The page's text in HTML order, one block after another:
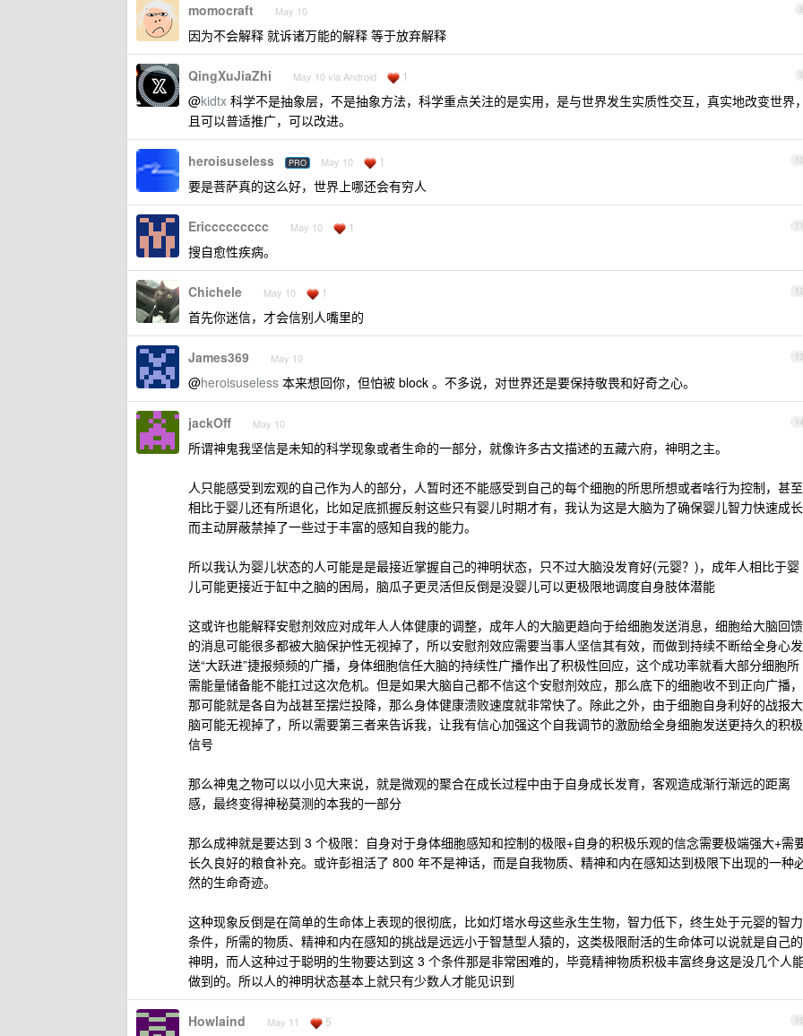
8
momocraft May 10
因为不会解释 就诉诸万能的解释 等于放弃解释
9
QingXuJiaZhi May 10 via Android 1
@kidtx 科学不是抽象层，不是抽象方法，科学重点关注的是实用，是与世界发生实质性交互，真实地改变世界
且可以普适推广，可以改进。
10
heroisuseless PRO May 10 1
要是菩萨真的这么好，世界上哪还会有穷人
11
Ericcccccccc May 10 1
搜自愈性疾病。
12
Chichele May 10 1
首先你迷信，才会信别人嘴里的
13
James369 May 10
@heroisuseless 本来想回你，但怕被 block 。不多说，对世界还是要保持敬畏和好奇之心。
14
jackOff May 10
所谓神鬼我坚信是未知的科学现象或者生命的一部分，就像许多古文描述的五藏六府，神明之主。
人只能感受到宏观的自己作为人的部分，人暂时还不能感受到自己的每个细胞的所思所想或者啥行为控制，甚至
相比于婴儿还有所退化，比如足底抓握反射这些只有婴儿时期才有，我认为这是大脑为了确保婴儿智力快速成长
而主动屏蔽禁掉了一些过于丰富的感知自我的能力。
所以我认为婴儿状态的人可能是是最接近掌握自己的神明状态，只不过大脑没发育好(元婴？)，成年人相比于婴
儿可能更接近于缸中之脑的困局，脑瓜子更灵活但反倒是没婴儿可以更极限地调度自身肢体潜能
这或许也能解释安慰剂效应对成年人人体健康的调整，成年人的大脑更趋向于给细胞发送消息，细胞给大脑回馈
的消息可能很多都被大脑保护性无视掉了，所以安慰剂效应需要当事人坚信其有效，而做到持续不断给全身心发
送“大跃进”捷报频频的广播，身体细胞信任大脑的持续性广播作出了积极性回应，这个成功率就看大部分细胞所
需能量储备能不能扛过这次危机。但是如果大脑自己都不信这个安慰剂效应，那么底下的细胞收不到正向广播，
那可能就是各自为战甚至摆烂投降，那么身体健康溃败速度就非常快了。除此之外，由于细胞自身利好的战报大
脑可能无视掉了，所以需要第三者来告诉我，让我有信心加强这个自我调节的激励给全身细胞发送更持久的积极
信号
那么神鬼之物可以以小见大来说，就是微观的聚合在成长过程中由于自身成长发育，客观造成渐行渐远的距离
感，最终变得神秘莫测的本我的一部分
那么成神就是要达到 3 个极限：自身对于身体细胞感知和控制的极限+自身的积极乐观的信念需要极端强大+需
长久良好的粮食补充。或许彭祖活了 800 年不是神话，而是自我物质、精神和内在感知达到极限下出现的一种
然的生命奇迹。
这种现象反倒是在简单的生命体上表现的很彻底，比如灯塔水母这些永生生物，智力低下，终生处于元婴的智力
条件，所需的物质、精神和内在感知的挑战是远远小于智慧型人猿的，这类极限耐活的生命体可以说就是自己的
神明，而人这种过于聪明的生物要达到这 3 个条件那是非常困难的，毕竟精神物质积极丰富终身这是没几个人
做到的。所以人的神明状态基本上就只有少数人才能见识到
15
Howlaind May 11 5